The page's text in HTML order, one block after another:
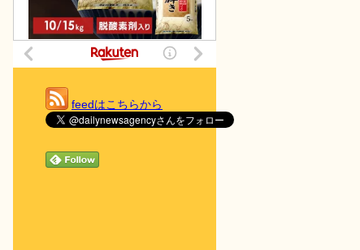
feedはこちらから